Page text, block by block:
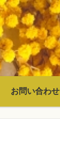
お問い合わせ